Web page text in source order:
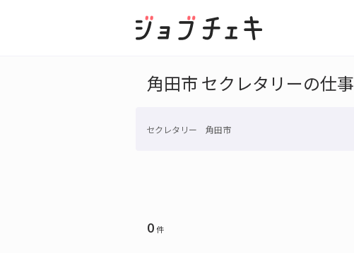
角田市 セクレタリーの仕事
セクレタリー 角田市
0件